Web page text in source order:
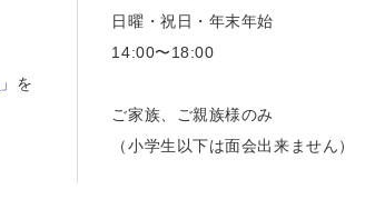
」を
日曜・祝日・年末年始
14:00〜18:00
ご家族、ご親族様のみ
（小学生以下は面会出来ません）